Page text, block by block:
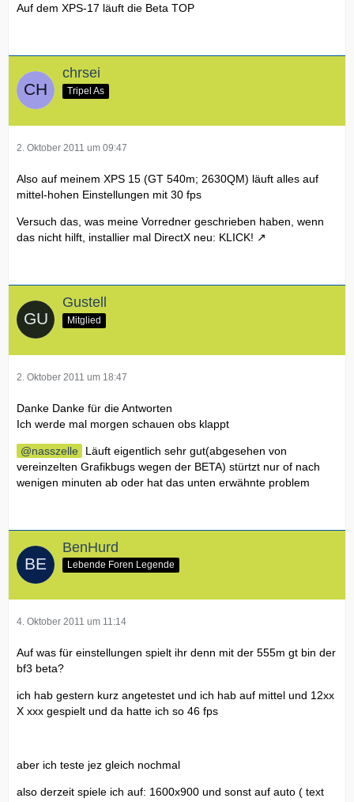
Auf dem XPS-17 läuft die Beta TOP
chrsei
Tripel As
2. Oktober 2011 um 09:47
Also auf meinem XPS 15 (GT 540m; 2630QM) läuft alles auf
mittel-hohen Einstellungen mit 30 fps
Versuch das, was meine Vorredner geschrieben haben, wenn
das nicht hilft, installier mal DirectX neu: KLICK!
Gustell
Mitglied
2. Oktober 2011 um 18:47
Danke Danke für die Antworten
Ich werde mal morgen schauen obs klappt
nasszelle
Läuft eigentlich sehr gut(abgesehen von
vereinzelten Grafikbugs wegen der BETA) stürtzt nur of nach
wenigen minuten ab oder hat das unten erwähnte problem
BenHurd
Lebende Foren Legende
4. Oktober 2011 um 11:14
Auf was für einstellungen spielt ihr denn mit der 555m gt bin der
bf3 beta?
ich hab gestern kurz angetestet und ich hab auf mittel und 12xx
X xxx gespielt und da hatte ich so 46 fps
aber ich teste jez gleich nochmal
also derzeit spiele ich auf: 1600x900 und sonst auf auto ( text